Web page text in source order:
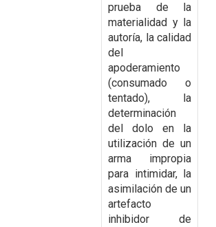
prueba de la
materialidad y la
autoría, la calidad
del
apoderamiento
(consumado o
tentado), la
determinación
del dolo en la
utilización de un
arma impropia
para intimidar, la
asimilación de un
artefacto
inhibidor de